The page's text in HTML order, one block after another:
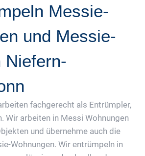
Messie-
und Messie-
Niefern-
fachgerecht als Entrümpler,
Wir arbeiten in Messi Wohnungen
und übernehme auch die
Wohnungen. Wir entrümpeln in